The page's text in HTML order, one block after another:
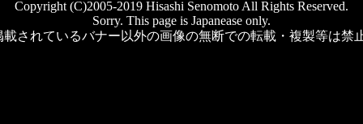
Copyright (C)2005-2019 Hisashi Senomoto All Rights Reserved.
Sorry. This page is Japanease only.
されているバナー以外の画像の無断での転載・複製等は禁